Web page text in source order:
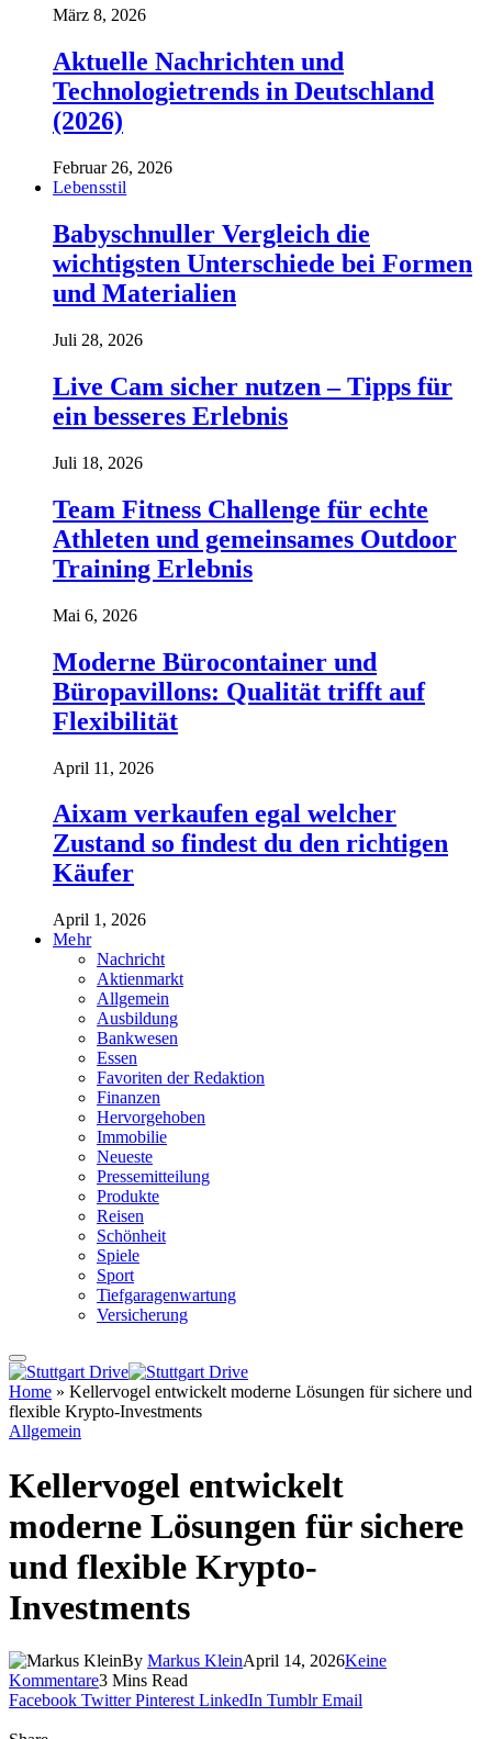
März 8, 2026
Aktuelle Nachrichten und
Technologietrends in Deutschland
(2026)
Februar 26, 2026
Lebensstil
Babyschnuller Vergleich die
wichtigsten Unterschiede bei Formen
und Materialien
Juli 28, 2026
Live Cam sicher nutzen – Tipps für
ein besseres Erlebnis
Juli 18, 2026
Team Fitness Challenge für echte
Athleten und gemeinsames Outdoor
Training Erlebnis
Mai 6, 2026
Moderne Bürocontainer und
Büropavillons: Qualität trifft auf
Flexibilität
April 11, 2026
Aixam verkaufen egal welcher
Zustand so findest du den richtigen
Käufer
April 1, 2026
Mehr
Nachricht
Aktienmarkt
Allgemein
Ausbildung
Bankwesen
Essen
Favoriten der Redaktion
Finanzen
Hervorgehoben
Immobilie
Neueste
Pressemitteilung
Produkte
Reisen
Schönheit
Spiele
Sport
Tiefgaragenwartung
Versicherung
Home » Kellervogel entwickelt moderne Lösungen für sichere und
flexible Krypto-Investments
Allgemein
Kellervogel entwickelt
moderne Lösungen für sichere
und flexible Krypto-
Investments
By Markus KleinApril 14, 2026Keine
Kommentare3 Mins Read
Facebook Twitter Pinterest LinkedIn Tumblr Email